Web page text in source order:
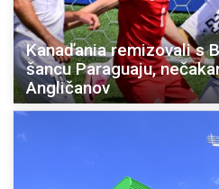
Kanaďania remizovali s
šancu Paraguaju,
Angličanov